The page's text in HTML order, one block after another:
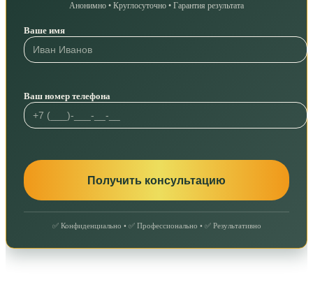
Анонимно • Круглосуточно • Гарантия результата
Ваше имя
Ваш номер телефона
✅ Конфиденциально • ✅ Профессионально • ✅ Результативно